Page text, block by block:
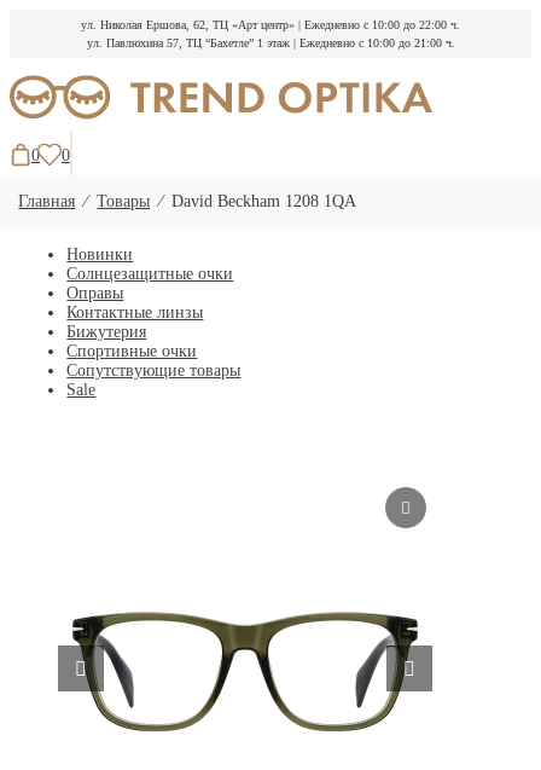
ул. Николая Ершова, 62, ТЦ «Арт центр» | Ежедневно с 10:00 до 22:00 ч.
ул. Павлюхина 57, ТЦ “Бахетле” 1 этаж | Ежедневно с 10:00 до 21:00 ч.
к
содержимому
0 0
Главная ⁄Товары ⁄David Beckham 1208 1QA
Новинки
Солнцезащитные очки
Оправы
Контактные линзы
Бижутерия
Спортивные очки
Сопутствующие товары
Sale